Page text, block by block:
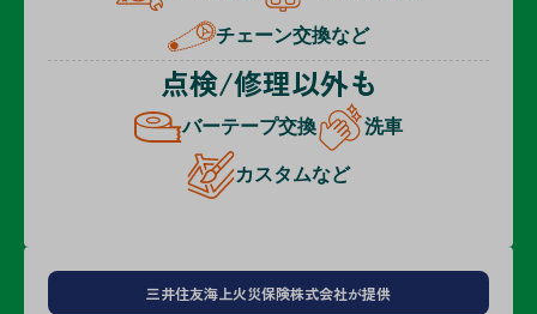
チェーン交換など
点検/修理以外も
バーテープ交換 洗車
カスタムなど
三井住友海上火災保険株式会社が提供